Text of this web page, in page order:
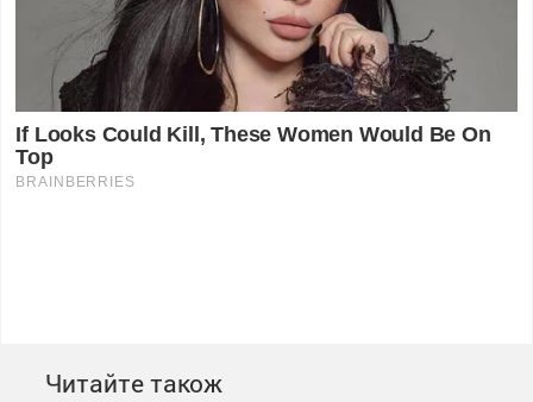
Читайте також